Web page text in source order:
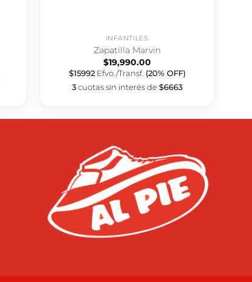
INFANTILES
Zapatilla Marvin
$19,990.00
$15992Efvo./Transf. (20% OFF)
3cuotas sin interés de $6663